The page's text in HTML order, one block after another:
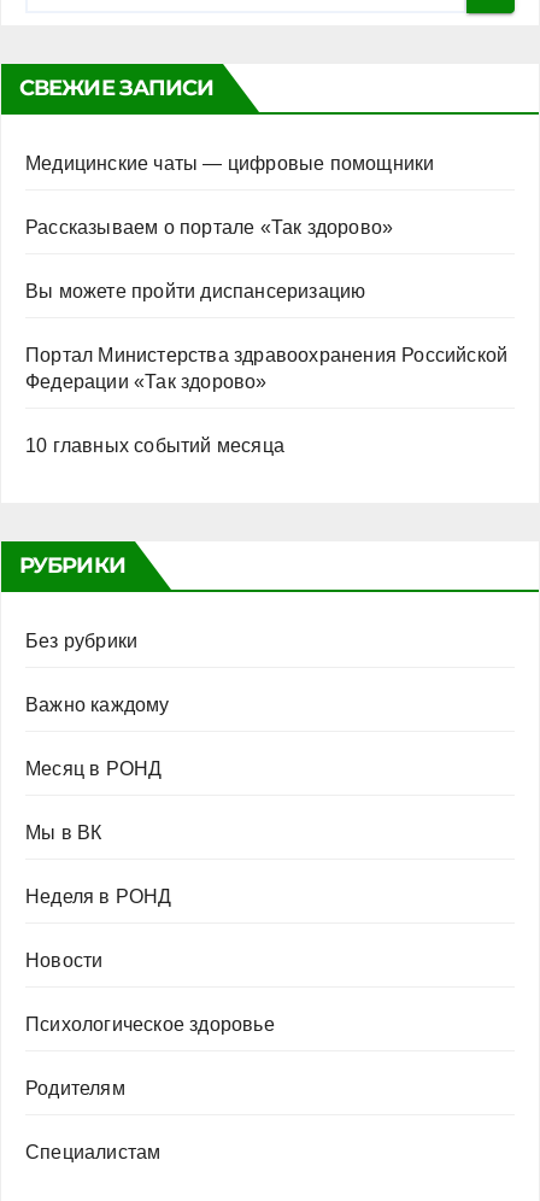
СВЕЖИЕ ЗАПИСИ
Медицинские чаты — цифровые помощники
Рассказываем о портале «Так здорово»
Вы можете пройти диспансеризацию
Портал Министерства здравоохранения Российской
Федерации «Так здорово»
10 главных событий месяца
РУБРИКИ
Без рубрики
Важно каждому
Месяц в РОНД
Мы в ВК
Неделя в РОНД
Новости
Психологическое здоровье
Родителям
Специалистам